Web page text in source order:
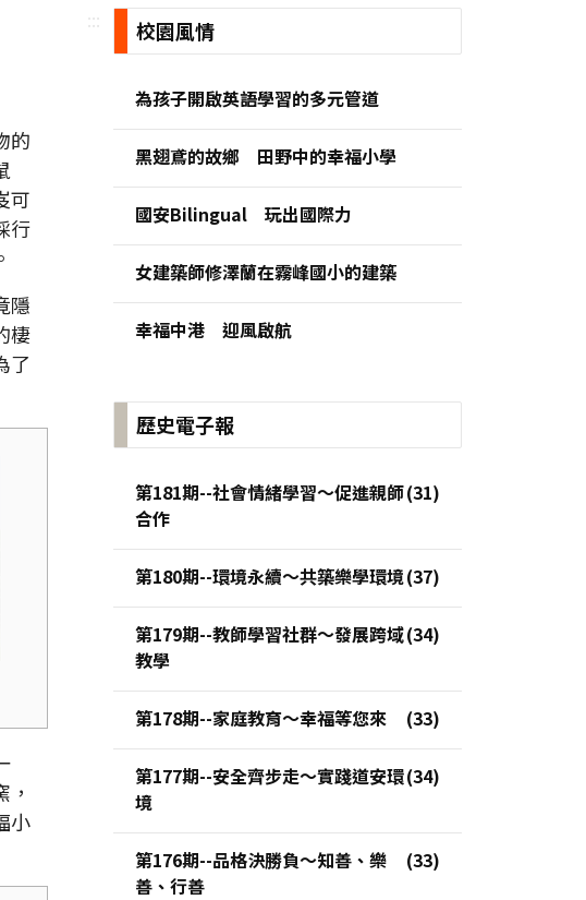
的
可
行
隱
棲
了
小
::: 校園風情
為孩子開啟英語學習的多元管道
黑翅鳶的故鄉 田野中的幸福小學
國安Bilingual 玩出國際力
女建築師修澤蘭在霧峰國小的建築
幸福中港 迎風啟航
歷史電子報
第181期--社會情緒學習～促進親師
合作
第180期--環境永續～共築樂學環境
第179期--教師學習社群～發展跨域
教學
第178期--家庭教育～幸福等您來
第177期--安全齊步走～實踐道安環
境
第176期--品格決勝負～知善、樂
善、行善